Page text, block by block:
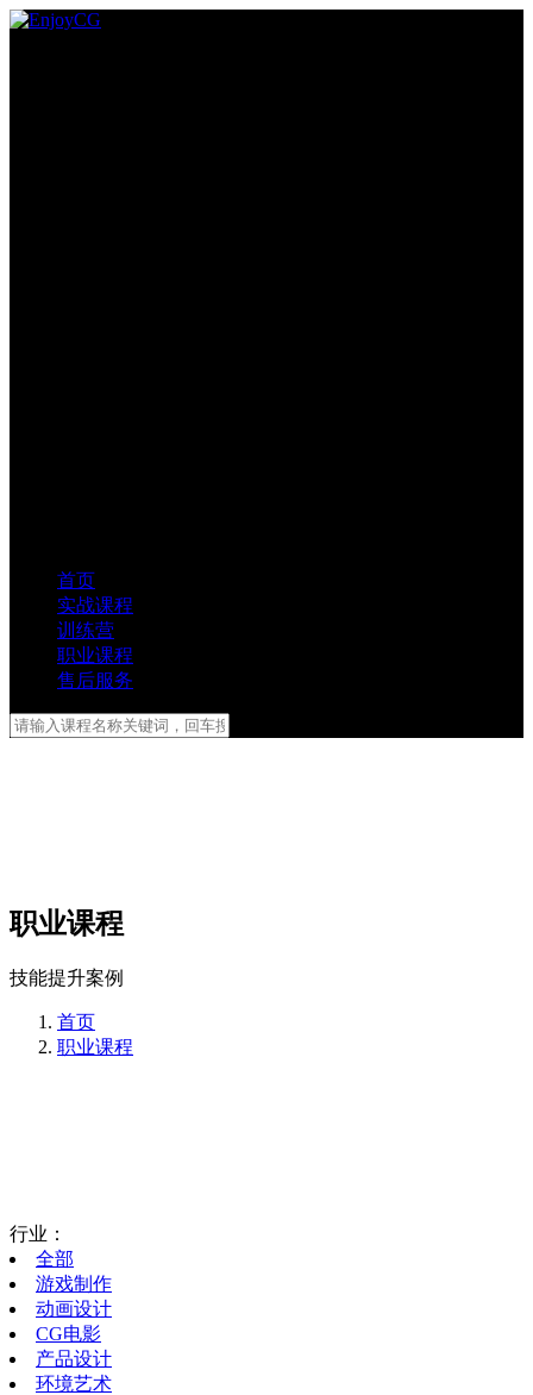
首页
实战课程
训练营
职业课程
售后服务
职业课程
技能提升案例
首页
职业课程
行业：
全部
游戏制作
动画设计
CG电影
产品设计
环境艺术